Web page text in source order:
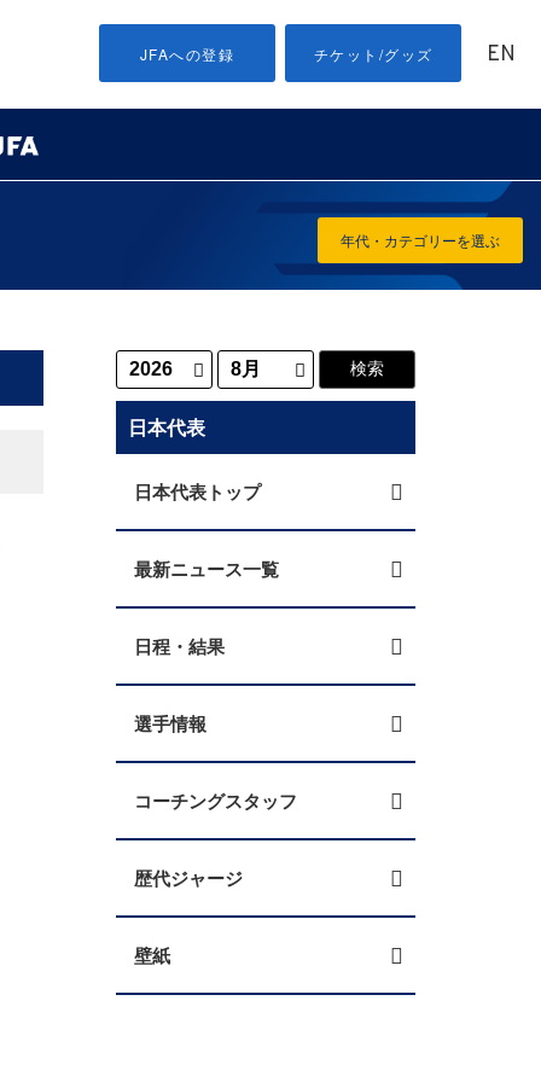
JFAへの登録 チケット/グッズ EN
年代・カテゴリーを選ぶ
日本代表
日本代表トップ
最新ニュース一覧
日程・結果
選手情報
コーチングスタッフ
歴代ジャージ
壁紙